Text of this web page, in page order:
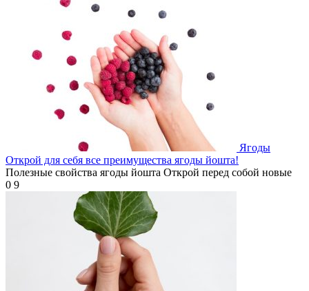
Ягоды
Открой для себя все преимущества ягоды йошта!
Полезные свойства ягоды йошта Открой перед собой новые
0 9